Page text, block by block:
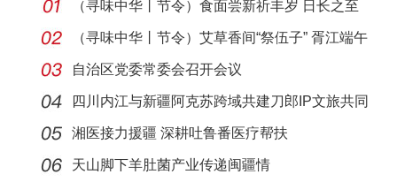
（寻味中华丨节令）食面尝新祈丰岁 日长之至
盛夏始
（寻味中华丨节令）艾草香间“祭伍子” 胥江端午
粽
自治区党委常委会召开会议
四川内江与新疆阿克苏跨域共建刀郎IP文旅共同
体
湘医接力援疆 深耕吐鲁番医疗帮扶
天山脚下羊肚菌产业传递闽疆情